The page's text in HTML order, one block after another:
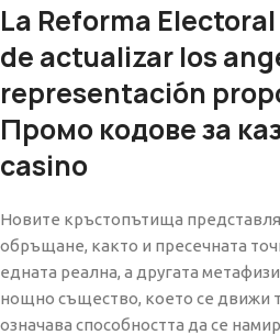
La Reforma
de actualizar los
representación
Промо кодове за
casino
Новите кръстопътища
обръщане, както и пресечната
едната реална, а другата
нощно същество, което се движи
означава способността да се